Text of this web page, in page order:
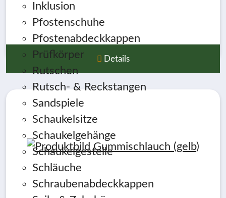
Inklusion
Pfostenschuhe
Pfostenabdeckkappen
Prüfkörper
Rutschen
Rutsch- & Reckstangen
Sandspiele
Schaukelsitze
Schaukelgehänge
Schaukelgestelle
Schläuche
Schraubenabdeckkappen
Details